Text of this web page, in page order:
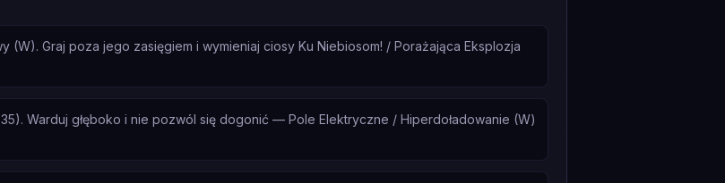
(W). Graj poza jego zasięgiem i wymieniaj ciosy Ku Niebiosom! / Porażająca Eksplozja
Warduj głęboko i nie pozwól się dogonić — Pole Elektryczne / Hiperdoładowanie (W)